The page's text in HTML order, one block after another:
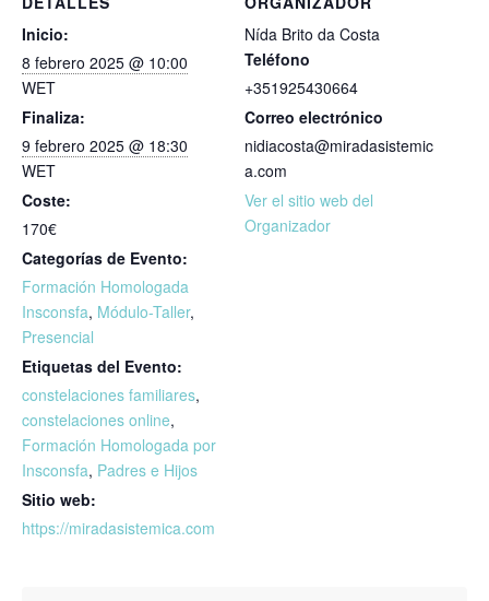
Inicio:
8 febrero 2025 @ 10:00
WET
Finaliza:
9 febrero 2025 @ 18:30
WET
Coste:
170€
Categorías de Evento:
Formación Homologada
Insconsfa, Módulo-Taller,
Presencial
Etiquetas del Evento:
constelaciones familiares,
constelaciones online,
Formación Homologada por
Insconsfa, Padres e Hijos
Sitio web:
https://miradasistemica.com
Nída Brito da Costa
Teléfono
+351925430664
Correo electrónico
nidiacosta@miradasistemic
a.com
Ver el sitio web del
Organizador